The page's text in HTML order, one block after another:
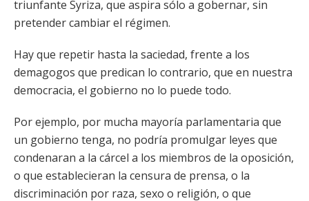
triunfante Syriza, que aspira sólo a gobernar, sin
pretender cambiar el régimen.
Hay que repetir hasta la saciedad, frente a los
demagogos que predican lo contrario, que en nuestra
democracia, el gobierno no lo puede todo.
Por ejemplo, por mucha mayoría parlamentaria que
un gobierno tenga, no podría promulgar leyes que
condenaran a la cárcel a los miembros de la oposición,
o que establecieran la censura de prensa, o la
discriminación por raza, sexo o religión, o que